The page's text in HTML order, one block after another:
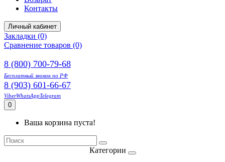
Контакты
Личный кабинет
Закладки (0)
Сравнение товаров (0)
8 (800) 700-79-68
Бесплатный звонок по РФ
8 (903) 601-66-67
ViberWhatsAppTelegram
0
Ваша корзина пуста!
Категории